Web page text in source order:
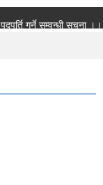
गर्ने सम्वन्धी सूचना ।।